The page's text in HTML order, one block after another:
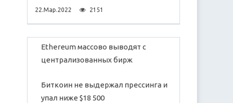
22.Мар.2022 2151
Ethereum массово выводят с
централизованных бирж
Биткоин не выдержал прессинга и
упал ниже $18 500